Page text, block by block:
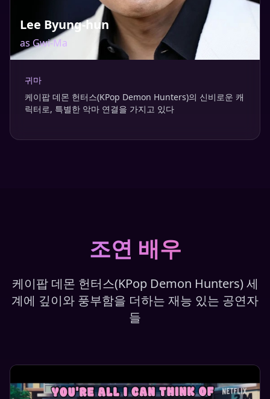
Lee Byung-hun
asGwi-Ma
귀마
케이팝 데몬 헌터스(KPop Demon Hunters)의 신비로운 캐
릭터로, 특별한 악마 연결을 가지고 있다
조연 배우
케이팝 데몬 헌터스(KPop Demon Hunters) 세
계에 깊이와 풍부함을 더하는 재능 있는 공연자
들